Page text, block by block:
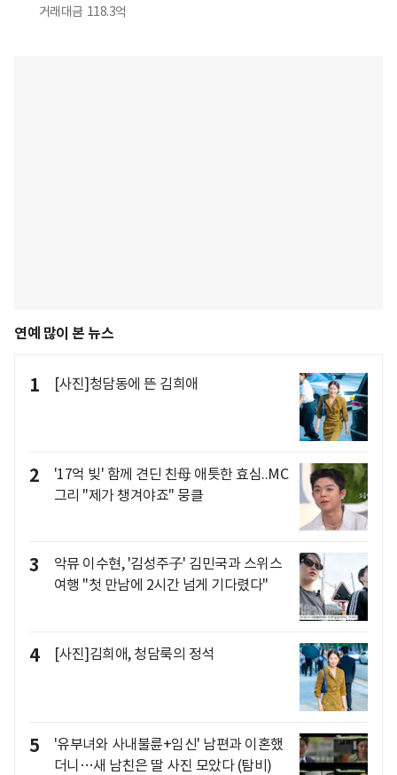
거래대금 118.3억
연예 많이 본 뉴스
1 [사진]청담동에 뜬 김희애
2
'17억 빚' 함께 견딘 친母 애틋한 효심..MC
그리 "제가 챙겨야죠" 뭉클
3
악뮤 이수현, '김성주子' 김민국과 스위스
여행 "첫 만남에 2시간 넘게 기다렸다"
4 [사진]김희애, 청담룩의 정석
5
'유부녀와 사내불륜+임신' 남편과 이혼했
더니…새 남친은 딸 사진 모았다 (탐비)